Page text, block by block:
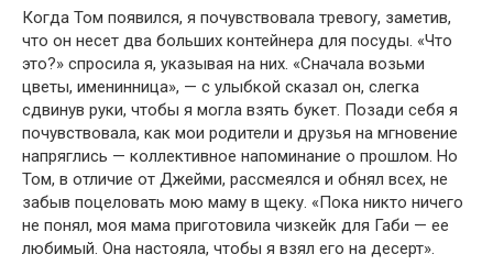
Когда Том появился, я почувствовала тревогу, заметив,
что он несет два больших контейнера для посуды. «Что
это?» спросила я, указывая на них. «Сначала возьми
цветы, именинница», — с улыбкой сказал он, слегка
сдвинув руки, чтобы я могла взять букет. Позади себя я
почувствовала, как мои родители и друзья на мгновение
напряглись — коллективное напоминание о прошлом. Но
Том, в отличие от Джейми, рассмеялся и обнял всех, не
забыв поцеловать мою маму в щеку. «Пока никто ничего
не понял, моя мама приготовила чизкейк для Габи — ее
любимый. Она настояла, чтобы я взял его на десерт».